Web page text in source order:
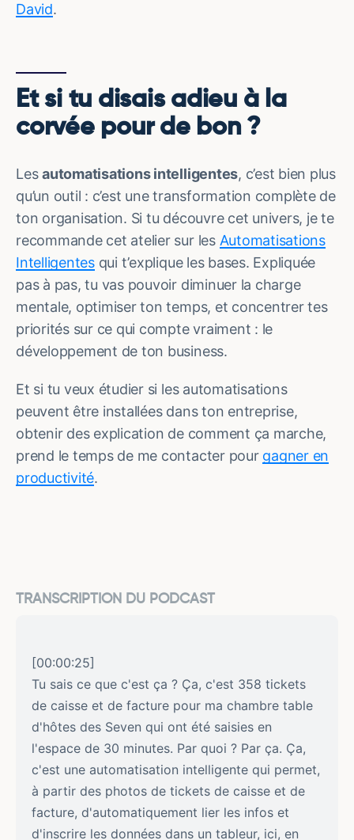
David.
Et si tu disais adieu à la
corvée pour de bon ?
Lesautomatisations intelligentes, c’est bien plus
qu’un outil : c’est une transformation complète de
ton organisation. Si tu découvre cet univers, je te
recommande cet atelier sur les Automatisations
Intelligentesqui t’explique les bases. Expliquée
pas à pas, tu vas pouvoir diminuer la charge
mentale, optimiser ton temps, et concentrer tes
priorités sur ce qui compte vraiment : le
développement de ton business.
Et si tu veux étudier si les automatisations
peuvent être installées dans ton entreprise,
obtenir des explication de comment ça marche,
prend le temps de me contacter pour gagner en
productivité.
TRANSCRIPTION DU PODCAST